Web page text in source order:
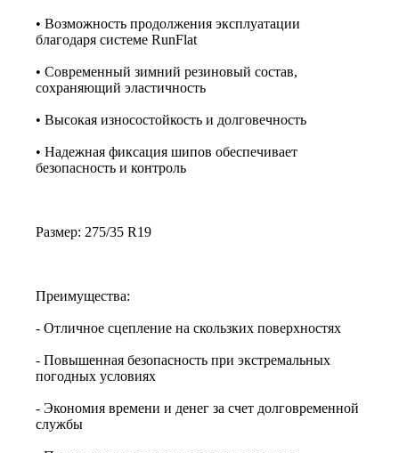
• Возможность продолжения эксплуатации
благодаря системе RunFlat
• Современный зимний резиновый состав,
сохраняющий эластичность
• Высокая износостойкость и долговечность
• Надежная фиксация шипов обеспечивает
безопасность и контроль
Размер: 275/35 R19
Преимущества:
- Отличное сцепление на скользких поверхностях
- Повышенная безопасность при экстремальных
погодных условиях
- Экономия времени и денег за счет долговременной
службы